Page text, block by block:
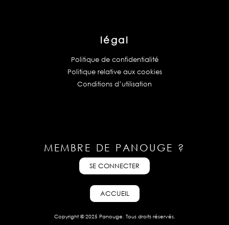
légal
Politique de confidentialité
Politique relative aux cookies
Conditions d’utilisation
MEMBRE DE PANOUGE ?
SE CONNECTER
ACCUEIL
Copyright © 2025 Panouge. Tous droits réservés.